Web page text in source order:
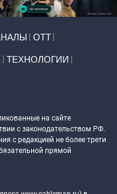
ОТТ
ТЕХНОЛОГИИ
на сайте
с законодательством РФ.
с редакцией не более трети
прямой